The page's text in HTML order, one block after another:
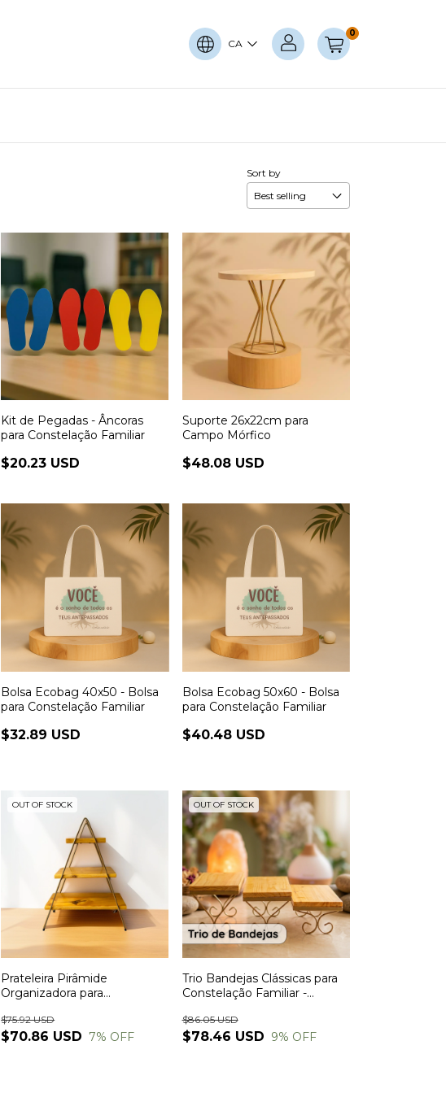
CA
0
Sort by
Kit de Pegadas - Âncoras
para Constelação Familiar
$20.23 USD
Suporte 26x22cm para
Campo Mórfico
$48.08 USD
Bolsa Ecobag 40x50 - Bolsa
para Constelação Familiar
$32.89 USD
Bolsa Ecobag 50x60 - Bolsa
para Constelação Familiar
$40.48 USD
OUT OF STOCK
Prateleira Pirâmide
Organizadora para
Madeira e Ferro 47x35x14
$70.86 USD
$75.92 USD
7% OFF
OUT OF STOCK
Trio Bandejas Clássicas para
Constelação Familiar -
$78.46 USD
$86.05 USD
9% OFF